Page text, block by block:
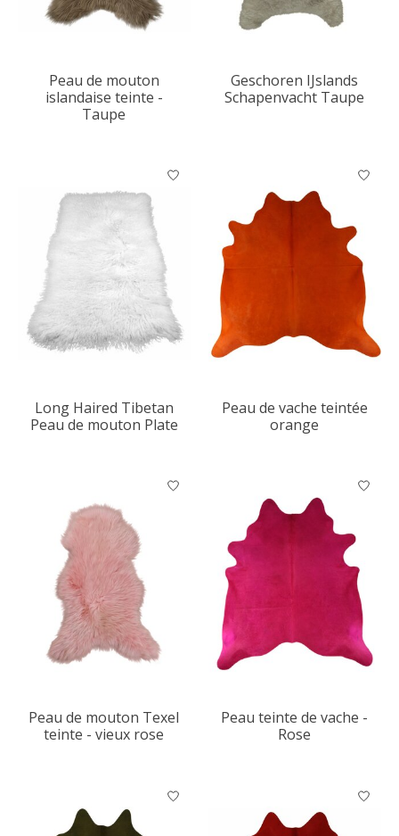
Peau de mouton
islandaise teinte -
Taupe
Geschoren IJslands
Schapenvacht Taupe
Long Haired Tibetan
Peau de mouton Plate
Peau de vache teintée
orange
Peau de mouton Texel
teinte - vieux rose
Peau teinte de vache -
Rose